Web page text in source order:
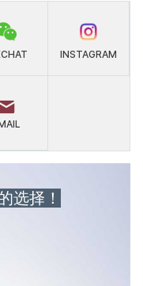
INSTAGRAM
选择！